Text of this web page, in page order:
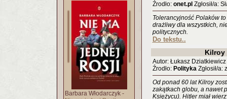
Barbara Włodarczyk -
Źrodło: onet.pl Zgłosił/a:
Tolerancyjność Polaków
drażliwy dla wszystkich,
politycznych.
Do tekstu..
Kilroy
Autor: Łukasz Dziatkiewicz
Źrodło: PolitykaZgłosił/a:
Od ponad 60 lat Kilroy
zakątkach globu, a nawet
Księżycu). Hitler miał